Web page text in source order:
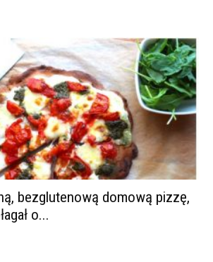
bezglutenową domową pizzę,
o...